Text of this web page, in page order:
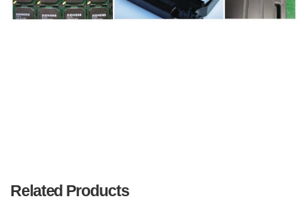
Related Products